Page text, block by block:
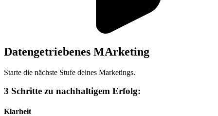
Datengetriebenes MArketing
Starte die nächste Stufe deines Marketings.
3 Schritte zu nachhaltigem Erfolg:
Klarheit